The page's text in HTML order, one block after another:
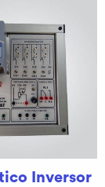
Inversor